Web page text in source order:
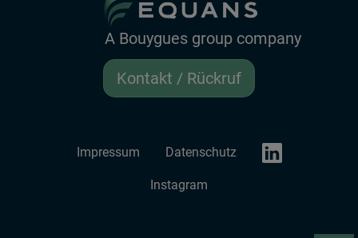
A Bouygues group company
Kontakt / Rückruf
Impressum Datenschutz LinkedIn
Instagram